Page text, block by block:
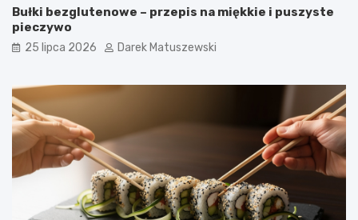
Bułki bezglutenowe – przepis na miękkie i puszyste
pieczywo
25 lipca 2026 Darek Matuszewski